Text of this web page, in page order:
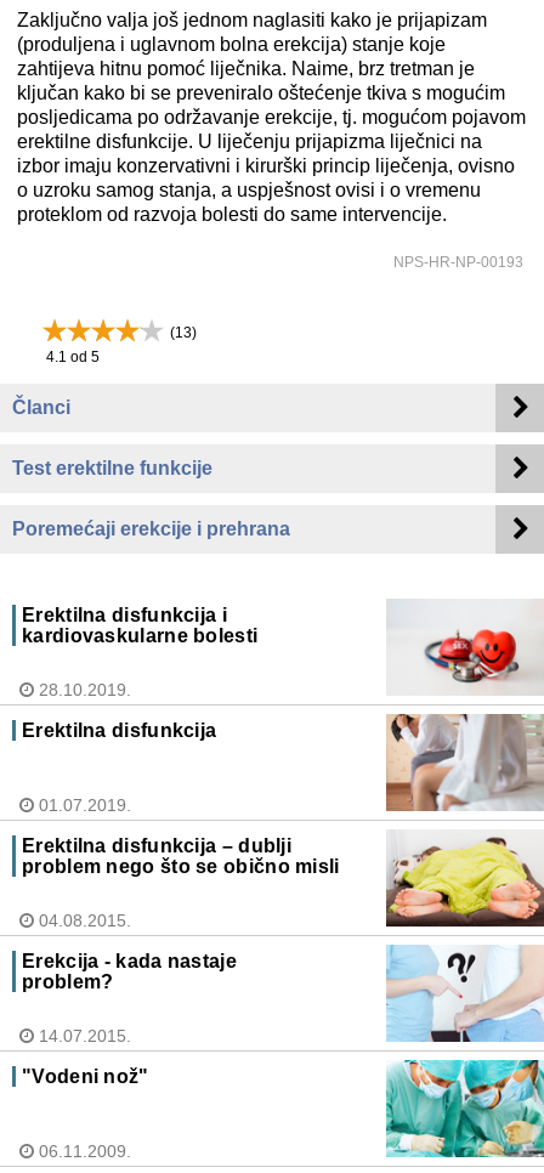
Zaključno valja još jednom naglasiti kako je prijapizam
(produljena i uglavnom bolna erekcija) stanje koje
zahtijeva hitnu pomoć liječnika. Naime, brz tretman je
ključan kako bi se preveniralo oštećenje tkiva s mogućim
posljedicama po održavanje erekcije, tj. mogućom pojavom
erektilne disfunkcije. U liječenju prijapizma liječnici na
izbor imaju konzervativni i kirurški princip liječenja, ovisno
o uzroku samog stanja, a uspješnost ovisi i o vremenu
proteklom od razvoja bolesti do same intervencije.
NPS-HR-NP-00193
(13)
4.1 od 5
Članci
Test erektilne funkcije
Poremećaji erekcije i prehrana
Erektilna disfunkcija i
kardiovaskularne bolesti
28.10.2019.
Erektilna disfunkcija
01.07.2019.
Erektilna disfunkcija – dublji
problem nego što se obično misli
04.08.2015.
Erekcija - kada nastaje
problem?
14.07.2015.
"Vodeni nož"
06.11.2009.